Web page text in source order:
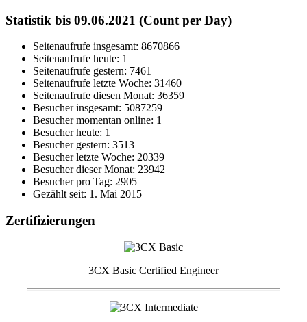
Statistik bis 09.06.2021 (Count per Day)
Seitenaufrufe insgesamt: 8670866
Seitenaufrufe heute: 1
Seitenaufrufe gestern: 7461
Seitenaufrufe letzte Woche: 31460
Seitenaufrufe diesen Monat: 36359
Besucher insgesamt: 5087259
Besucher momentan online: 1
Besucher heute: 1
Besucher gestern: 3513
Besucher letzte Woche: 20339
Besucher dieser Monat: 23942
Besucher pro Tag: 2905
Gezählt seit: 1. Mai 2015
Zertifizierungen
3CX Basic Certified Engineer